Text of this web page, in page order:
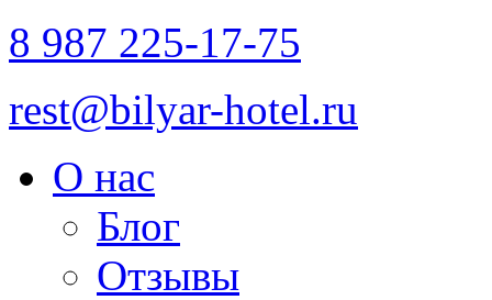
8 987 225-17-75
rest@bilyar-hotel.ru
О нас
Блог
Отзывы